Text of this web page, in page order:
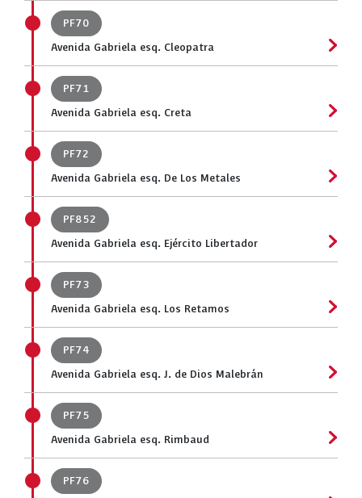
PF70
Avenida Gabriela esq. Cleopatra
PF71
Avenida Gabriela esq. Creta
PF72
Avenida Gabriela esq. De Los Metales
PF852
Avenida Gabriela esq. Ejército Libertador
PF73
Avenida Gabriela esq. Los Retamos
PF74
Avenida Gabriela esq. J. de Dios Malebrán
PF75
Avenida Gabriela esq. Rimbaud
PF76